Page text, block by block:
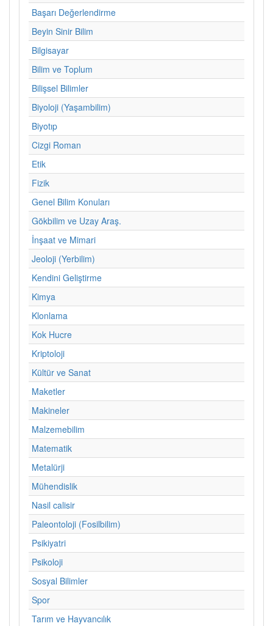
Başarı Değerlendirme
Beyin Sinir Bilim
Bilgisayar
Bilim ve Toplum
Bilişsel Bilimler
Biyoloji (Yaşambilim)
Biyotıp
Cizgi Roman
Etik
Fizik
Genel Bilim Konuları
Gökbilim ve Uzay Araş.
İnşaat ve Mimari
Jeoloji (Yerbilim)
Kendini Geliştirme
Kimya
Klonlama
Kok Hucre
Kriptoloji
Kültür ve Sanat
Maketler
Makineler
Malzemebilim
Matematik
Metalürji
Mühendislik
Nasil calisir
Paleontoloji (Fosilbilim)
Psikiyatri
Psikoloji
Sosyal Bilimler
Spor
Tarım ve Hayvancılık